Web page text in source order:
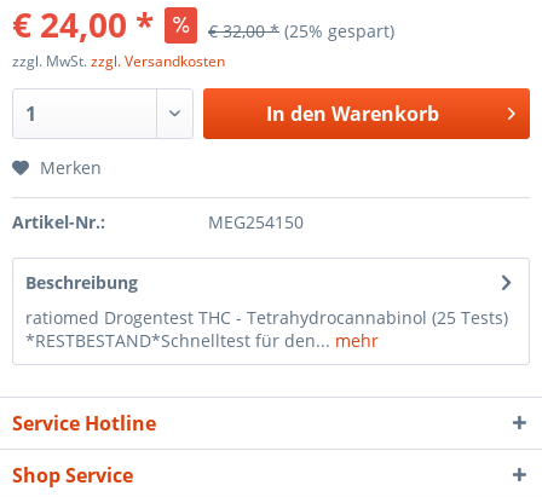
€ 24,00 * € 32,00 * (25% gespart)
zzgl. MwSt.zzgl. Versandkosten
In den Warenkorb
Merken
Artikel-Nr.: MEG254150
Beschreibung
ratiomed Drogentest THC - Tetrahydrocannabinol (25 Tests)
*RESTBESTAND*Schnelltest für den... mehr
Service Hotline
Shop Service